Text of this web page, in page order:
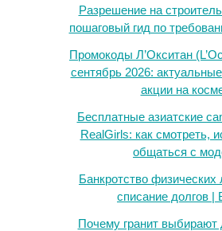
Разрешение на
пошаговый гид по
Промокоды Л’Окситан
сентябрь 2026:
акции на
Бесплатные азиатские
RealGirls: как смотреть,
общаться с
Банкротство
списание долгов |
Почему гранит выбирают